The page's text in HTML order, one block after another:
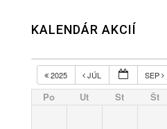
KALENDÁR AKCIÍ
2025 JÚL SEP
Po Ut St Št